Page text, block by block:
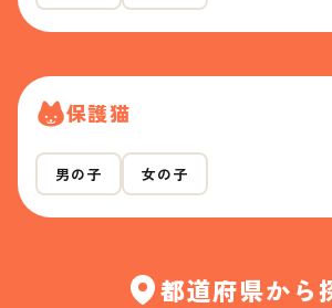
保護猫
男の子 女の子
都道府県から